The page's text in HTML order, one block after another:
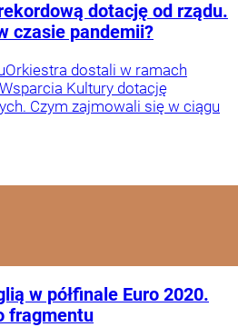
dotację od rządu.
czasie pandemii?
dostali w ramach
Kultury dotację
Czym zajmowali się w ciągu
w półfinale Euro 2020.
fragmentu